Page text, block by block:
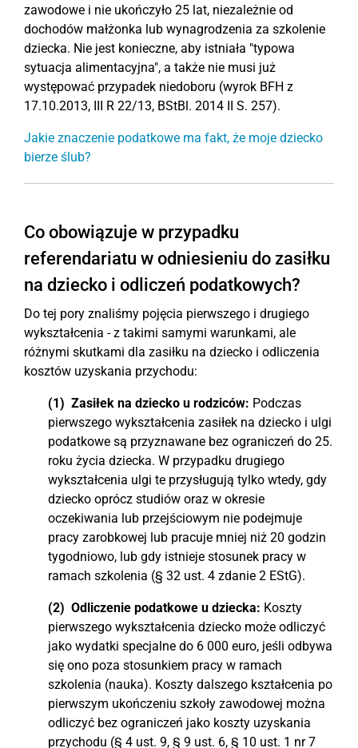
zawodowe i nie ukończyło 25 lat, niezależnie od
dochodów małżonka lub wynagrodzenia za szkolenie
dziecka. Nie jest konieczne, aby istniała "typowa
sytuacja alimentacyjna", a także nie musi już
występować przypadek niedoboru (wyrok BFH z
17.10.2013, III R 22/13, BStBl. 2014 II S. 257).
Jakie znaczenie podatkowe ma fakt, że moje dziecko
bierze ślub?
Co obowiązuje w przypadku
referendariatu w odniesieniu do zasiłku
na dziecko i odliczeń podatkowych?
Do tej pory znaliśmy pojęcia pierwszego i drugiego
wykształcenia - z takimi samymi warunkami, ale
różnymi skutkami dla zasiłku na dziecko i odliczenia
kosztów uzyskania przychodu:
(1) Zasiłek na dziecko u rodziców: Podczas
pierwszego wykształcenia zasiłek na dziecko i ulgi
podatkowe są przyznawane bez ograniczeń do 25.
roku życia dziecka. W przypadku drugiego
wykształcenia ulgi te przysługują tylko wtedy, gdy
dziecko oprócz studiów oraz w okresie
oczekiwania lub przejściowym nie podejmuje
pracy zarobkowej lub pracuje mniej niż 20 godzin
tygodniowo, lub gdy istnieje stosunek pracy w
ramach szkolenia (§ 32 ust. 4 zdanie 2 EStG).
(2) Odliczenie podatkowe u dziecka: Koszty
pierwszego wykształcenia dziecko może odliczyć
jako wydatki specjalne do 6 000 euro, jeśli odbywa
się ono poza stosunkiem pracy w ramach
szkolenia (nauka). Koszty dalszego kształcenia po
pierwszym ukończeniu szkoły zawodowej można
odliczyć bez ograniczeń jako koszty uzyskania
przychodu (§ 4 ust. 9, § 9 ust. 6, § 10 ust. 1 nr 7